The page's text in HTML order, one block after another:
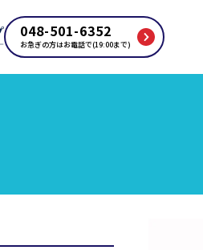
048-501-6352
お急ぎの方はお電話で(19:00まで)